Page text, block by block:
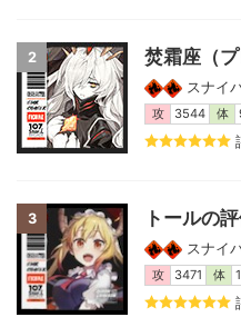
2 焚霜座（
スナイ
攻 3544 体
3 トールの
スナイ
攻 3471 体